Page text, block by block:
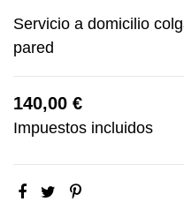
Servicio a domicilio
pared
140,00 €
Impuestos incluidos